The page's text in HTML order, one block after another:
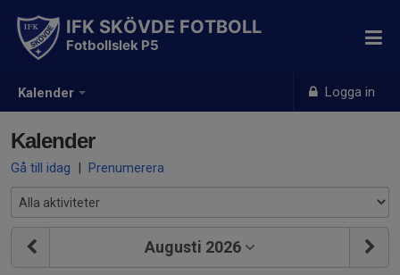
Kalender Logga in
IFK SKÖVDE FOTBOLL
Fotbollslek P5
Kalender
Gå till idag | Prenumerera
Augusti 2026